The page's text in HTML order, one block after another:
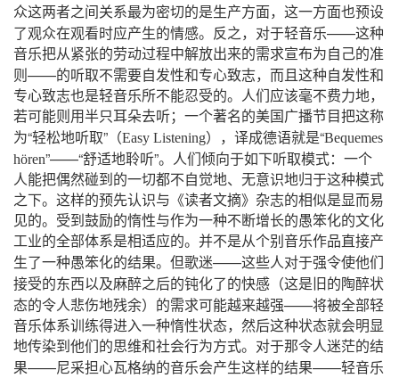
众这两者之间关系最为密切的是生产方面，这一方面也预设
了观众在观看时应产生的情感。反之，对于轻音乐——这种
音乐把从紧张的劳动过程中解放出来的需求宣布为自己的准
则 ——的听取不需要自发性和专心致志，而且这种自发性和
专心致志也是轻音乐所不能忍受的。人们应该毫不费力地，
若可能则用半只耳朵去听；一个著名的美国广播节目把这称
为“轻松地听取”（Easy Listening） ，译成德语就是“Bequemes
hören”——“舒适地聆听”。人们倾向于如下听取模式：一个
人能把偶然碰到的一切都不自觉地、无意识地归于这种模式
之下。这样的预先认识与《读者文摘》杂志的相似是显而易
见的。受到鼓励的惰性与作为一种不断增长的愚笨化的文化
工业的全部体系是相适应的。并不是从个别音乐作品直接产
生了一种愚笨化的结果。但歌迷——这些人对于强令使他们
接受的东西以及麻醉之后的钝化了的快感
（这是旧的陶醉状
态的令人悲伤地残余） 的需求可能越来越强——将被全部轻
音乐体系训练得进入一种惰性状态，然后这种状态就会明显
地传染到他们的思维和社会行为方式。对于那令人迷茫的结
果——尼采担心瓦格纳的音乐会产生这样的结果——轻音乐